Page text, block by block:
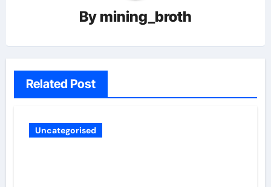
By mining_broth
Related Post
Uncategorised